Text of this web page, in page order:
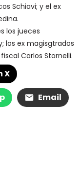
Schiavi; y el ex
los jueces
los ex magisgtrados
Carlos Stornelli.
X
Email